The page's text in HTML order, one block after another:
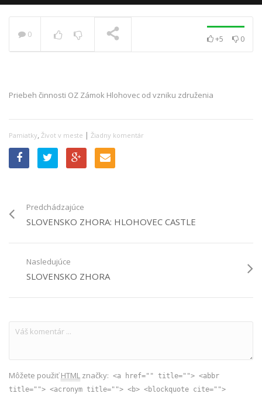
0 +5 0
Priebeh činnosti OZ Zámok Hlohovec od vzniku združenia
Pamiatky, Život v meste | Žiadny komentár
Predchádzajúce
SLOVENSKO ZHORA: HLOHOVEC CASTLE
Nasledujúce
SLOVENSKO ZHORA
Môžete použiťHTML značky: <a href="" title=""> <abbr
title=""> <acronym title=""> <b> <blockquote cite="">